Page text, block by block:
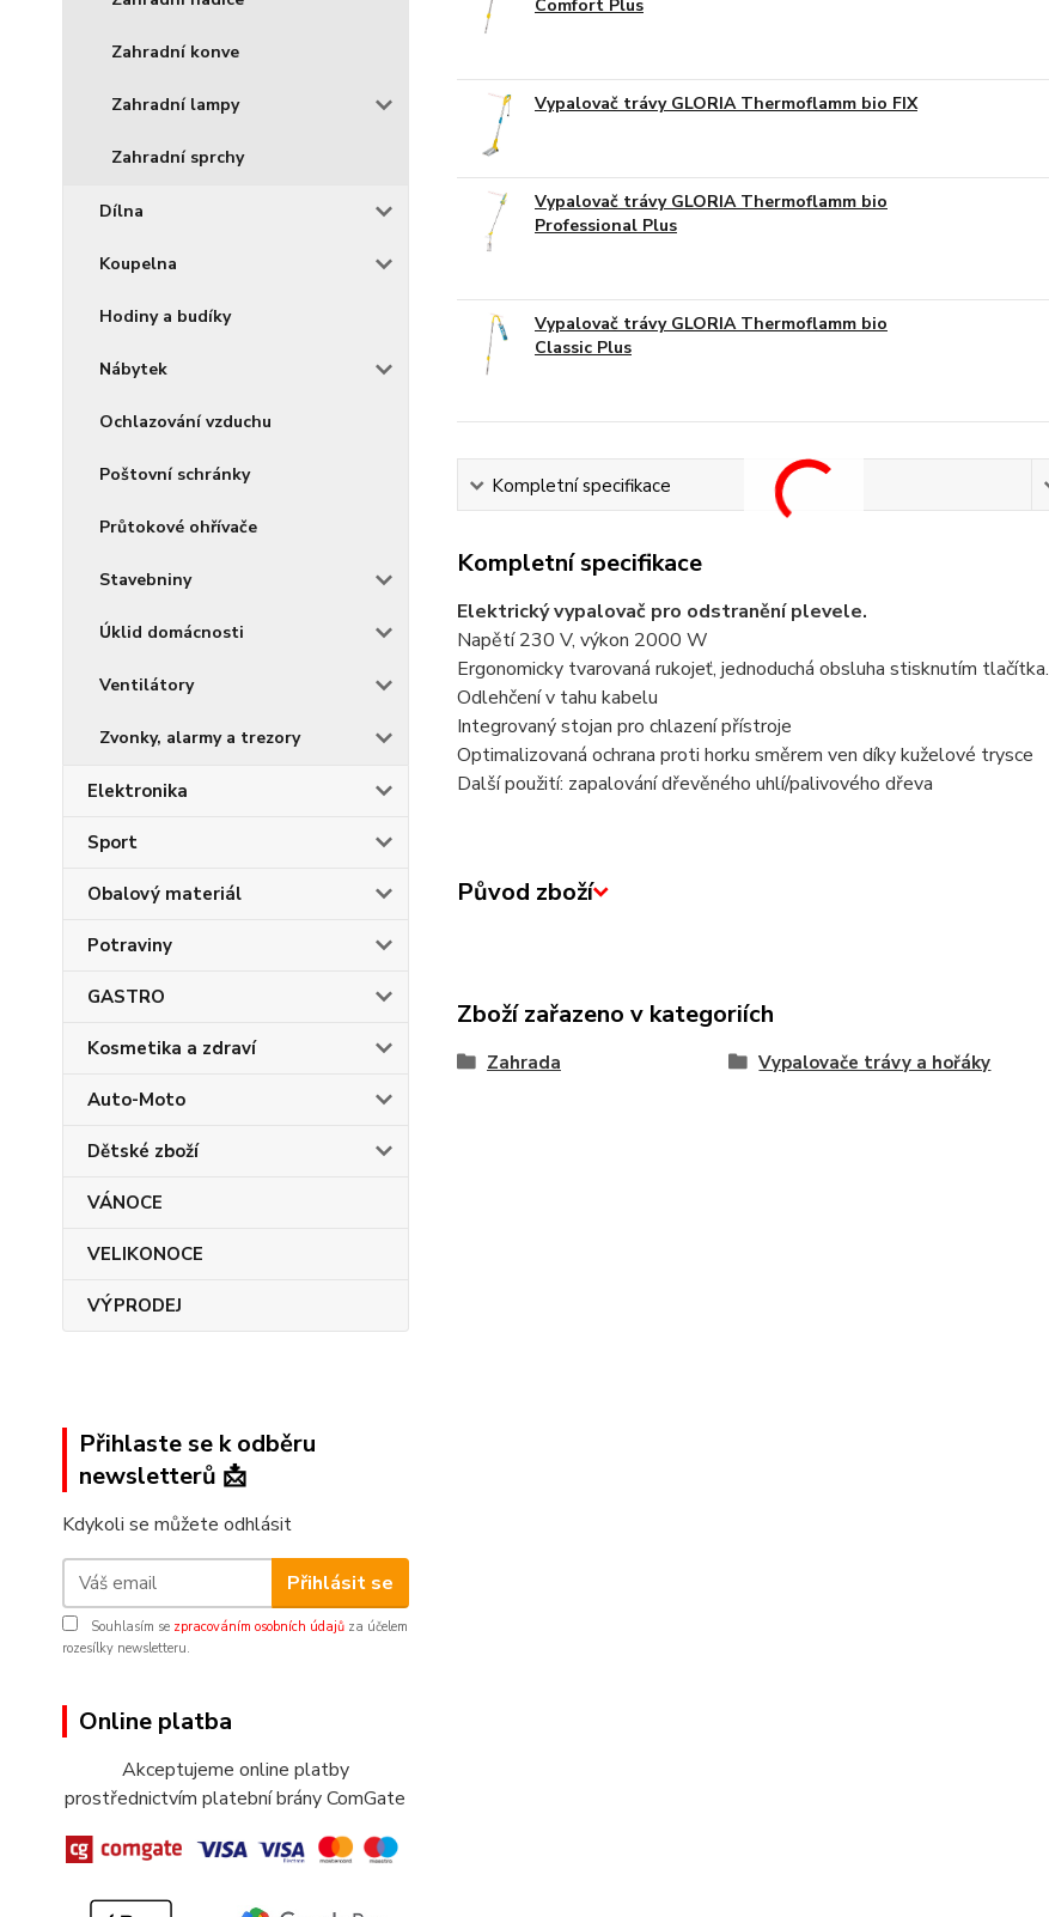
Zahradní konve
Zahradní lampy
Zahradní sprchy
Dílna
Koupelna
Hodiny a budíky
Nábytek
Ochlazování vzduchu
Poštovní schránky
Průtokové ohřívače
Stavebniny
Úklid domácnosti
Ventilátory
Zvonky, alarmy a trezory
Elektronika
Sport
Obalový materiál
Potraviny
GASTRO
Kosmetika a zdraví
Auto-Moto
Dětské zboží
VÁNOCE
VELIKONOCE
VÝPRODEJ
Přihlaste se k odběru
newsletterů 📩
Kdykoli se můžete odhlásit
Přihlásit se
Souhlasím se zpracováním osobních údajů za účelem
rozesílky newsletteru.
Online platba
Akceptujeme online platby
prostřednictvím platební brány ComGate
Comfort Plus
Vypalovač trávy GLORIA Thermoflamm bio FIX
Vypalovač trávy GLORIA Thermoflamm bio
Professional Plus
Vypalovač trávy GLORIA Thermoflamm bio
Classic Plus
Kompletní specifikace
Kompletní specifikace
Elektrický vypalovač pro odstranění plevele.
Napětí 230 V, výkon 2000 W
Ergonomicky tvarovaná rukojeť, jednoduchá obsluha stisknutím tlačítka.
Odlehčení v tahu kabelu
Integrovaný stojan pro chlazení přístroje
Optimalizovaná ochrana proti horku směrem ven díky kuželové trysce
Další použití: zapalování dřevěného uhlí/palivového dřeva
Původ zboží
Zboží zařazeno v kategoriích
Zahrada Vypalovače trávy a hořáky